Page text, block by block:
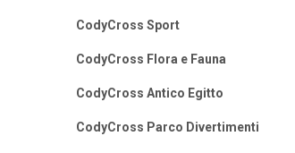
CodyCross Sport
CodyCross Flora e Fauna
CodyCross Antico Egitto
CodyCross Parco Divertimenti